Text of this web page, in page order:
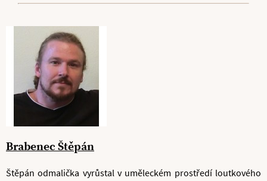
Brabenec Štěpán
Štěpán odmalička vyrůstal v uměleckém prostředí loutkového